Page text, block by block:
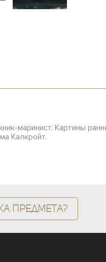
маринист. Картины
Калкройт.
предмета?